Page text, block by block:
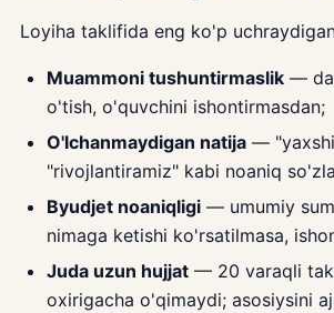
Loyiha taklifida eng ko'p
Muammoni tushuntirmaslik —
o'tish, o'quvchini ishontirmasdan;
O'lchanmaydigan natija —
"rivojlantiramiz" kabi noaniq
Byudjet noaniqligi — umumiy
nimaga ketishi ko'rsatilmasa,
Juda uzun hujjat — 20 varaqli
oxirigacha o'qimaydi; asosiysini